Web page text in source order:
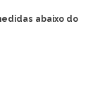
abaixo do